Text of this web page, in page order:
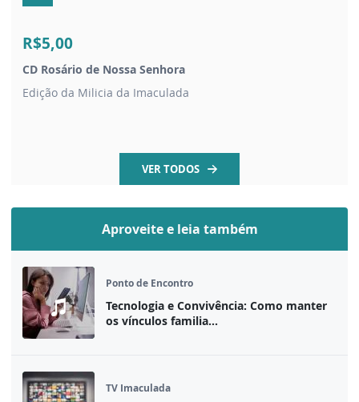
R$5,00
CD Rosário de Nossa Senhora
Edição da Milicia da Imaculada
VER TODOS
Aproveite e leia também
Ponto de Encontro
Tecnologia e Convivência: Como manter
os vínculos familia...
TV Imaculada